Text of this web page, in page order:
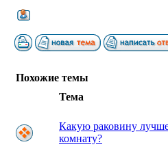
Похожие темы
Тема
Какую раковину
комнату?